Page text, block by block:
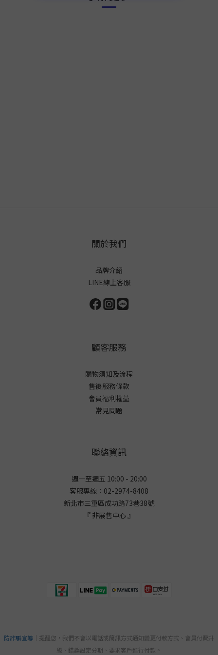
關於我們
品牌介紹
LINE線上客服
顧客服務
購物須知及流程
售後服務條款
會員福利權益
常見問題
聯絡資訊
週一至週五 10:00 - 20:00
客服專線：02-2974-8408
新北市三重區成功路73巷38號
『 非展售中心 』
防詐騙宣導 ｜提醒您，我們不會以電話或簡訊方式通知變更付款方式、會員付費升
級、錯誤設定分期、要求客戶進行付款。